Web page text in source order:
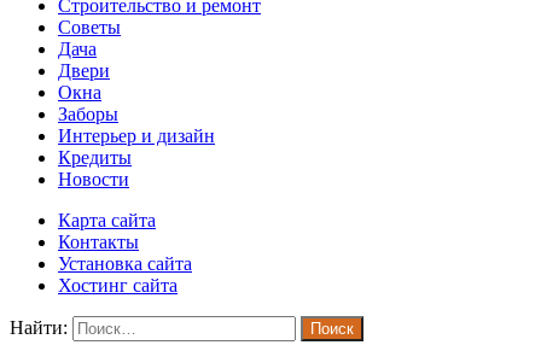
Строительство и ремонт
Советы
Дача
Двери
Окна
Заборы
Интерьер и дизайн
Кредиты
Новости
Карта сайта
Контакты
Установка сайта
Хостинг сайта
Найти: